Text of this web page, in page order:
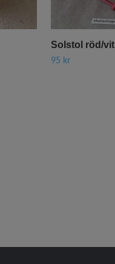
Solstol röd/vit
95 kr